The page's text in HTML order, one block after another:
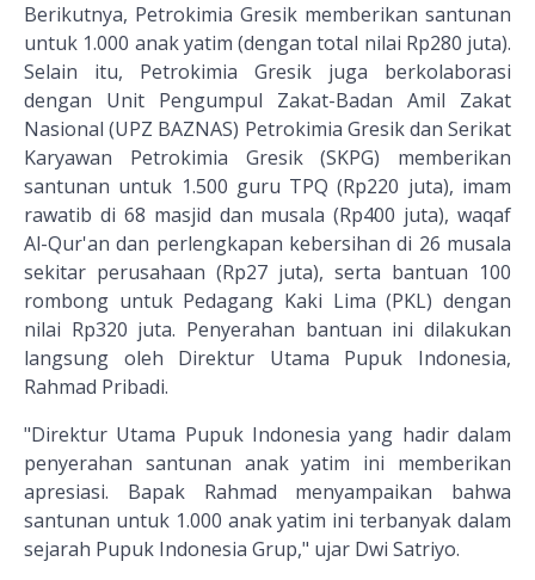
Berikutnya, Petrokimia Gresik memberikan santunan
untuk 1.000 anak yatim (dengan total nilai Rp280 juta).
Selain itu, Petrokimia Gresik juga berkolaborasi
dengan Unit Pengumpul Zakat-Badan Amil Zakat
Nasional (UPZ BAZNAS) Petrokimia Gresik dan Serikat
Karyawan Petrokimia Gresik (SKPG) memberikan
santunan untuk 1.500 guru TPQ (Rp220 juta), imam
rawatib di 68 masjid dan musala (Rp400 juta), waqaf
Al-Qur'an dan perlengkapan kebersihan di 26 musala
sekitar perusahaan (Rp27 juta), serta bantuan 100
rombong untuk Pedagang Kaki Lima (PKL) dengan
nilai Rp320 juta. Penyerahan bantuan ini dilakukan
langsung oleh Direktur Utama Pupuk Indonesia,
Rahmad Pribadi.
"Direktur Utama Pupuk Indonesia yang hadir dalam
penyerahan santunan anak yatim ini memberikan
apresiasi. Bapak Rahmad menyampaikan bahwa
santunan untuk 1.000 anak yatim ini terbanyak dalam
sejarah Pupuk Indonesia Grup," ujar Dwi Satriyo.